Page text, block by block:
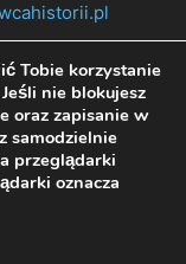
2022
Tobie korzystanie
nie blokujesz
oraz zapisanie w
samodzielnie
przeglądarki
oznacza